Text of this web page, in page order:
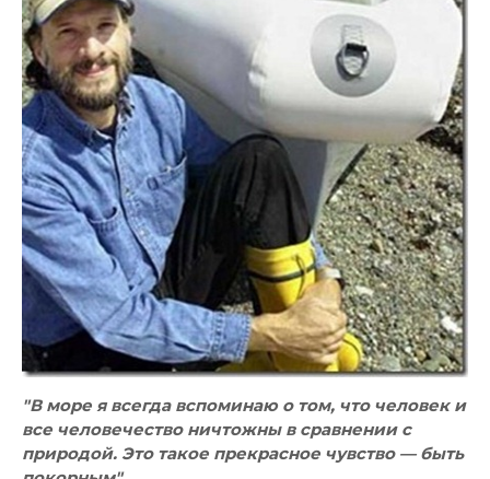
"В море я всегда вспоминаю о том, что человек и
все человечество ничтожны в сравнении с
природой. Это такое прекрасное чувство — быть